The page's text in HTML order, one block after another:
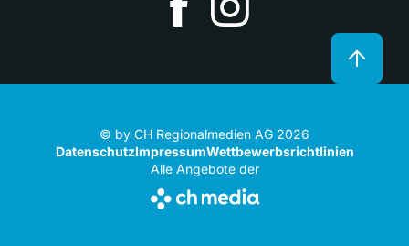
© by CH Regionalmedien AG 2026
DatenschutzImpressumWettbewerbsrichtlinien
Alle Angebote der